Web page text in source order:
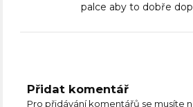
palce aby to dobře
Přidat komentář
Pro přidávání komentářů se musíte